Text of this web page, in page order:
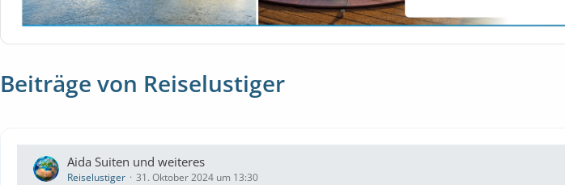
Beiträge von Reiselustiger
Aida Suiten und weiteres
Reiselustiger 31. Oktober 2024 um 13:30